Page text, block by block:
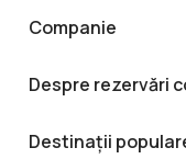
Companie
Despre rezervări
Destinații